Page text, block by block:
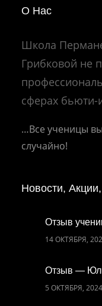
О Нас
Школа
Грибковой не
сферах бьюти-
…Все ученицы
случайно!
Новости,
Отзыв
14 ОКТЯБРЯ,
Отзыв —
5 ОКТЯБРЯ, 2024